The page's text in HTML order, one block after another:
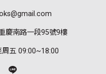
慶南路一段95號9樓
五 09:00~18:00